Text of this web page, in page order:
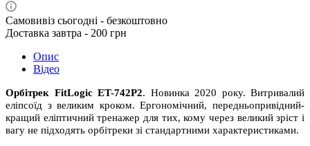
Самовивіз сьогодні - безкоштовно
Доставка завтра - 200 грн
Опис
Відео
Орбітрек FitLogic ET-742P2. Новинка 2020 року. Витривалий
еліпсоїд з великим кроком. Ергономічний, передньопривідний-
кращий еліптичний тренажер для тих, кому через великий зріст і
вагу не підходять орбітреки зі стандартними характеристиками.